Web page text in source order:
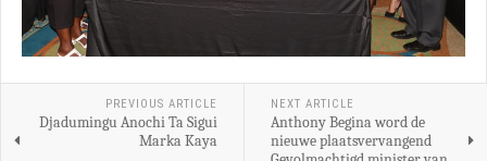
PREVIOUS ARTICLE
Djadumingu Anochi Ta Sigui
Marka Kaya
NEXT ARTICLE
Anthony Begina word de
nieuwe plaatsvervangend